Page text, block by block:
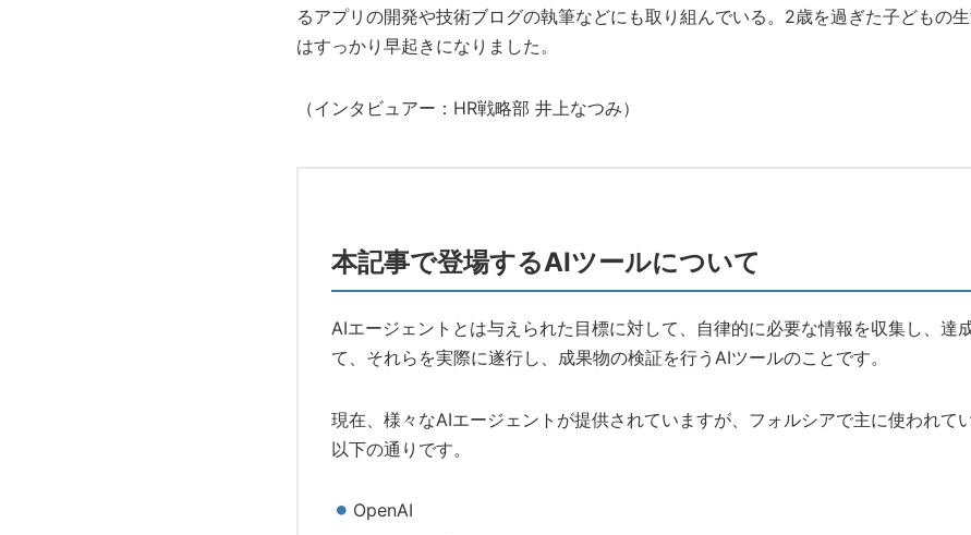
るアプリの開発や技術ブログの執筆などにも取り組んでいる。2歳を過ぎた子どもの
はすっかり早起きになりました。
（インタビュアー：HR戦略部 井上なつみ）
本記事で登場するAIツールについて
AIエージェントとは与えられた目標に対して、自律的に必要な情報を収集し、達
て、それらを実際に遂行し、成果物の検証を行うAIツールのことです。
現在、様々なAIエージェントが提供されていますが、フォルシアで主に使われて
以下の通りです。
OpenAI